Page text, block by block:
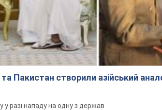
та Пакистан створили азійський
у разі нападу на одну з держав